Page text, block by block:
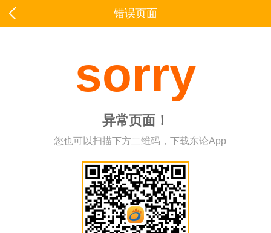
错误页面
sorry
异常页面！
您也可以扫描下方二维码，下载东论App